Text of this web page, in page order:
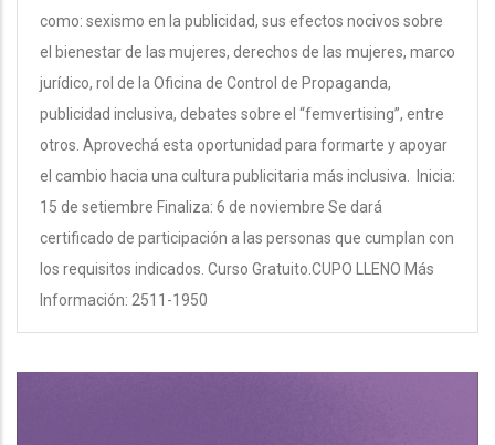
como: sexismo en la publicidad, sus efectos nocivos sobre
el bienestar de las mujeres, derechos de las mujeres, marco
jurídico, rol de la Oficina de Control de Propaganda,
publicidad inclusiva, debates sobre el “femvertising”, entre
otros. Aprovechá esta oportunidad para formarte y apoyar
el cambio hacia una cultura publicitaria más inclusiva. Inicia:
15 de setiembre Finaliza: 6 de noviembre Se dará
certificado de participación a las personas que cumplan con
los requisitos indicados. Curso Gratuito.CUPO LLENO Más
Información: 2511-1950